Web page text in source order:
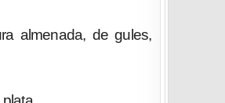
almenada, de gules,